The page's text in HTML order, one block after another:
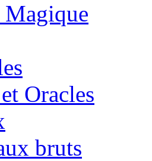
Oracles
bruts